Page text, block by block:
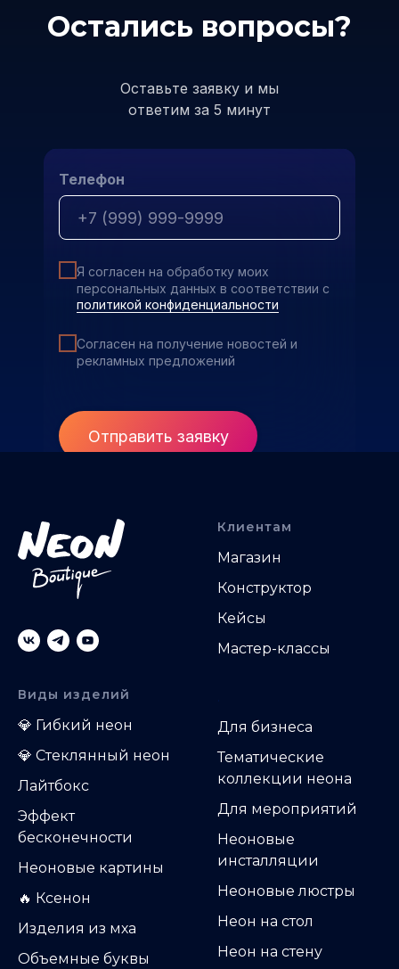
Остались вопросы?
Телефон
Я согласен на обработку моих
персональных данных в соответствии с
политикой конфиденциальности
Согласен на получение новостей и
рекламных предложений
Отправить заявку
Оставьте заявку и мы
ответим за 5 минут
Клиентам
Магазин
Конструктор
Кейсы
Мастер-классы
Виды изделий
💎 Гибкий неон
💎 Стеклянный неон
Лайтбокс
Эффект
бесконечности
Неоновые картины
🔥 Ксенон
Изделия из мха
Объемные буквы
Для бизнеса
Тематические
коллекции неона
Для мероприятий
Неоновые
инсталляции
Неоновые люстры
Неон на стол
Неон на стену